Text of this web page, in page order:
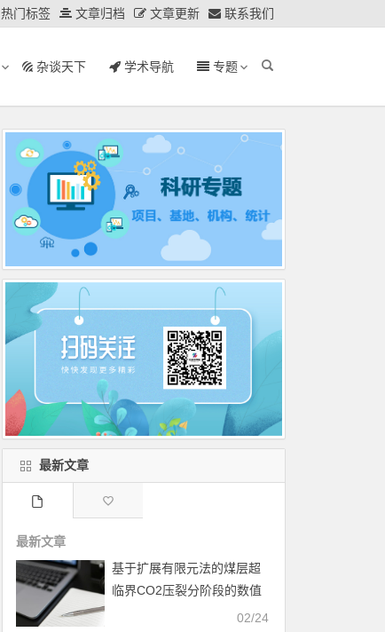
热门标签 文章归档 文章更新 联系我们
杂谈天下 学术导航 专题
最新文章
最新文章
基于扩展有限元法的煤层超
临界CO2压裂分阶段的数值
02/24